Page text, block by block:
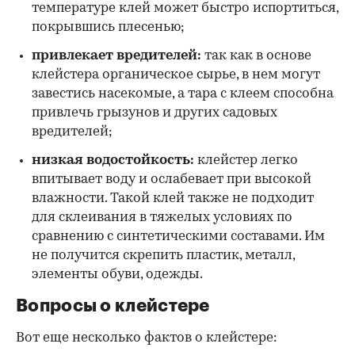
температуре клей может быстро испортиться,
покрывшись плесенью;
привлекает вредителей: так как в основе
клейстера органическое сырье, в нем могут
завестись насекомые, а тара с клеем способна
привлечь грызунов и других садовых
вредителей;
низкая водостойкость: клейстер легко
впитывает воду и ослабевает при высокой
влажности. Такой клей также не подходит
для склеивания в тяжелых условиях по
сравнению с синтетическими составами. Им
не получится скрепить пластик, металл,
элементы обуви, одежды.
Вопросы о клейстере
Вот еще несколько фактов о клейстере: